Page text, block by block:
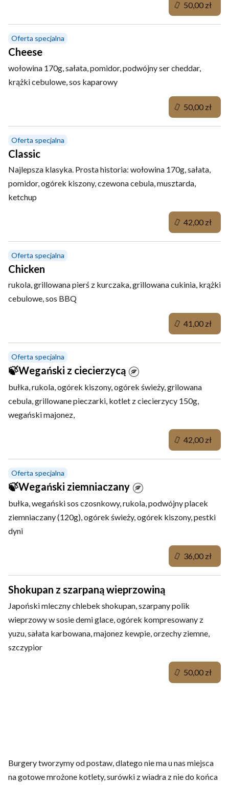
Oferta specjalna
Cheese
wołowina 170g, sałata, pomidor, podwójny ser cheddar,
krążki cebulowe, sos kaparowy
Oferta specjalna
Classic
Najlepsza klasyka. Prosta historia: wołowina 170g, sałata,
pomidor, ogórek kiszony, czewona cebula, musztarda,
ketchup
Oferta specjalna
Chicken
rukola, grillowana pierś z kurczaka, grillowana cukinia, krążki
cebulowe, sos BBQ
Oferta specjalna
🍃Wegański z ciecierzycą
bułka, rukola, ogórek kiszony, ogórek świeży, grilowana
cebula, grillowane pieczarki, kotlet z ciecierzycy 150g,
wegański majonez,
Oferta specjalna
🍃Wegański ziemniaczany
bułka, wegański sos czosnkowy, rukola, podwójny placek
ziemniaczany (120g), ogórek świeży, ogórek kiszony, pestki
dyni
Shokupan z szarpaną wieprzowiną
Japoński mleczny chlebek shokupan, szarpany polik
wieprzowy w sosie demi glace, ogórek kompresowany z
yuzu, sałata karbowana, majonez kewpie, orzechy ziemne,
szczypior
Burgery tworzymy od postaw, dlatego nie ma u nas miejsca
na gotowe mrożone kotlety, surówki z wiadra z nie do końca